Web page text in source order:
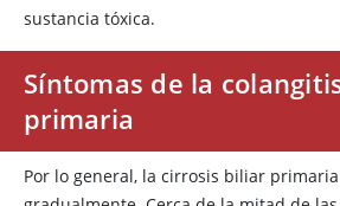
sustancia tóxica.
Síntomas de la
primaria
Por lo general, la cirrosis biliar